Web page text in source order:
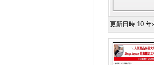
更新日時 10 年